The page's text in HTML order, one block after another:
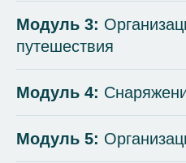
Модуль 3:
путешествия
Модуль 4:
Модуль 5: